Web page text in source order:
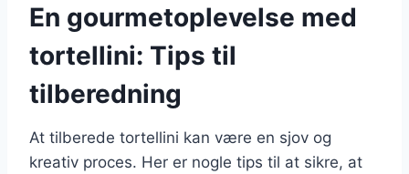
En gourmetoplevelse med
tortellini: Tips til
tilberedning
At tilberede tortellini kan være en sjov og
kreativ proces. Her er nogle tips til at sikre, at